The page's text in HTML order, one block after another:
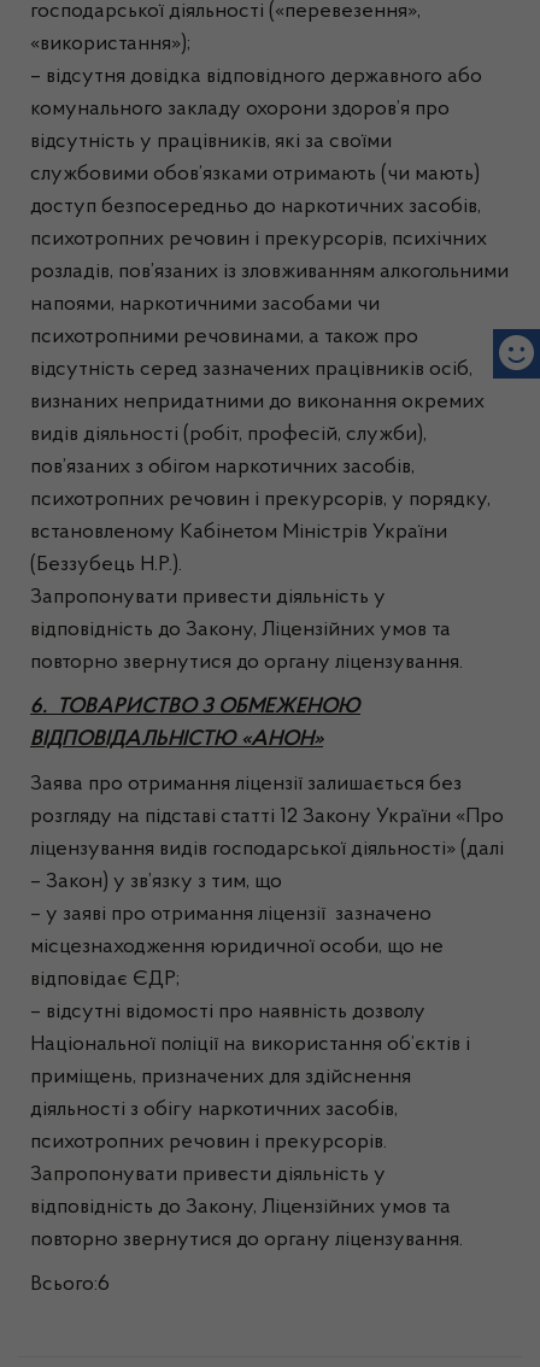
господарської діяльності («перевезення»,
«використання»);
– відсутня довідка відповідного державного або
комунального закладу охорони здоров’я про
відсутність у працівників, які за своїми
службовими обов’язками отримають (чи мають)
доступ безпосередньо до наркотичних засобів,
психотропних речовин і прекурсорів, психічних
розладів, пов’язаних із зловживанням алкогольними
напоями, наркотичними засобами чи
психотропними речовинами, а також про
відсутність серед зазначених працівників осіб,
визнаних непридатними до виконання окремих
видів діяльності (робіт, професій, служби),
пов’язаних з обігом наркотичних засобів,
психотропних речовин і прекурсорів, у порядку,
встановленому Кабінетом Міністрів України
(Беззубець Н.Р.).
Запропонувати привести діяльність у
відповідність до Закону, Ліцензійних умов та
повторно звернутися до органу ліцензування.
6. ТОВАРИСТВО З ОБМЕЖЕНОЮ
ВІДПОВІДАЛЬНІСТЮ «АНОН»
Заява про отримання ліцензії залишається без
розгляду на підставі статті 12 Закону України «Про
ліцензування видів господарської діяльності» (далі
– Закон) у зв’язку з тим, що
– у заяві про отримання ліцензії зазначено
місцезнаходження юридичної особи, що не
відповідає ЄДР;
– відсутні відомості про наявність дозволу
Національної поліції на використання об’єктів і
приміщень, призначених для здійснення
діяльності з обігу наркотичних засобів,
психотропних речовин і прекурсорів.
Запропонувати привести діяльність у
відповідність до Закону, Ліцензійних умов та
повторно звернутися до органу ліцензування.
Всього:6